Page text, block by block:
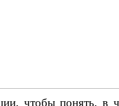
чтобы понять,